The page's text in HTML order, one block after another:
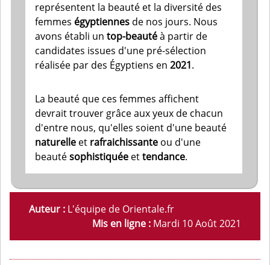
Ces jeunesfemmespétillantes
représentent la beauté et la diversité des
femmeségyptiennesde nos jours. Nous
avons établi un top-beautéà partir de
réalisée par des Égyptiens en2021.
La beauté que ces femmes affichent
devrait trouver grâce aux yeux de chacun
d'entre nous, qu'elles soient d'une beauté
naturelleetrafraichissanteou d'une
beautésophistiquéeettendance.
Auteur :L'équipe de Orientale.fr
Mis en ligne :Mardi 10 Août 2021